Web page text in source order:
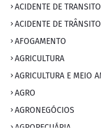
ACIDENTE DE TRANSITO
ACIDENTE DE TRÂNSITO
AFOGAMENTO
AGRICULTURA
AGRICULTURA E MEIO
AGRO
AGRONEGÓCIOS
AGROPECUÁRIA